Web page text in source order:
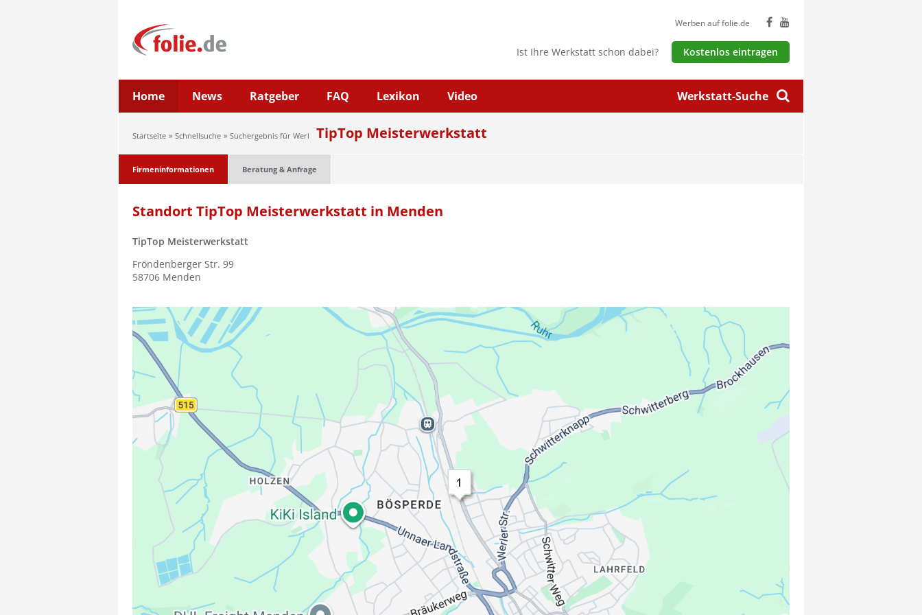
Werkstatt-Suche
Werben auf folie.de
Ist Ihre Werkstatt schon dabei? Kostenlos eintragen
Home News Ratgeber FAQ Lexikon Video
Startseite Schnellsuche Suchergebnis für Werl TipTop Meisterwerkstatt
Firmeninformationen Beratung & Anfrage
Standort TipTop Meisterwerkstatt in Menden
TipTop Meisterwerkstatt
Fröndenberger Str. 99
58706 Menden